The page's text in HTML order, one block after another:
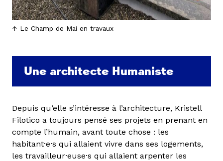
Le Champ de Mai en travaux
Une architecte Humaniste
Depuis qu’elle s’intéresse à l’architecture, Kristell
Filotico a toujours pensé ses projets en prenant en
compte l’humain, avant toute chose : les
habitant·e·s qui allaient vivre dans ses logements,
les travailleur·euse·s qui allaient arpenter les